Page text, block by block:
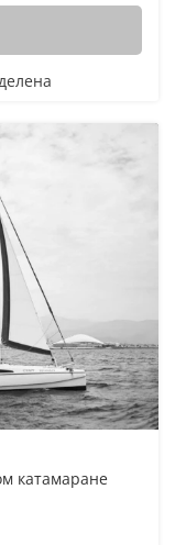
катамаране